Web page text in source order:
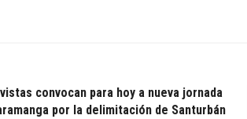
convocan para hoy a nueva jornada
por la delimitación de Santurbán